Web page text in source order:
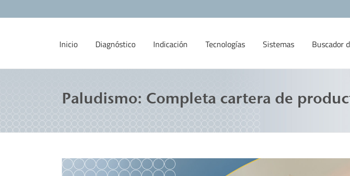
Inicio Diagnóstico Indicación Tecnologías Sistemas Buscador
Paludismo: Completa cartera de